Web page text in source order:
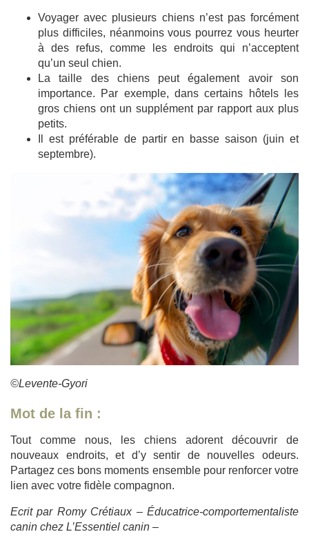
Voyager avec plusieurs chiens n’est pas forcément
plus difficiles, néanmoins vous pourrez vous heurter
à des refus, comme les endroits qui n’acceptent
qu’un seul chien.
La taille des chiens peut également avoir son
importance. Par exemple, dans certains hôtels les
gros chiens ont un supplément par rapport aux plus
petits.
Il est préférable de partir en basse saison (juin et
septembre).
©Levente-Gyori
Mot de la fin :
Tout comme nous, les chiens adorent découvrir de
nouveaux endroits, et d’y sentir de nouvelles odeurs.
Partagez ces bons moments ensemble pour renforcer votre
lien avec votre fidèle compagnon.
Ecrit par Romy Crétiaux – Éducatrice-comportementaliste
canin chez L’Essentiel canin –